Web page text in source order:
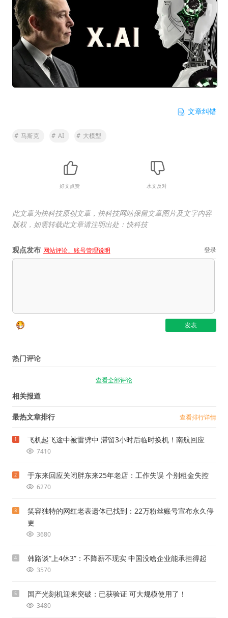
文章纠错
# 马斯克 # AI # 大模型
好文点赞 水文反对
此文章为快科技原创文章，快科技网站保留文章图片及文字内容
版权，如需转载此文章请注明出处：快科技
观点发布 网站评论、账号管理说明 登录
热门评论
查看全部评论
相关报道
最热文章排行 查看排行详情
1 飞机起飞途中被雷劈中 滞留3小时后临时换机！南航回应
7410
2 于东来回应关闭胖东来25年老店：工作失误 个别租金失控
6270
3
笑容独特的网红老表遗体已找到：22万粉丝账号宣布永久停
更
3680
4 韩路谈“上4休3”：不降薪不现实 中国没啥企业能承担得起
3570
5 国产光刻机迎来突破：已获验证 可大规模使用了！
3480